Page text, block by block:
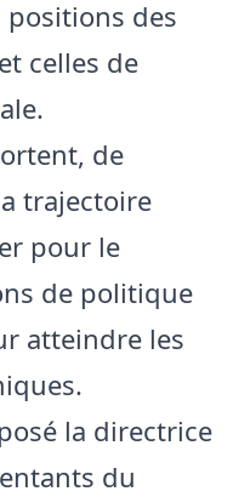
des
celles de
de
trajectoire
pour le
de politique
atteindre les
la directrice
du